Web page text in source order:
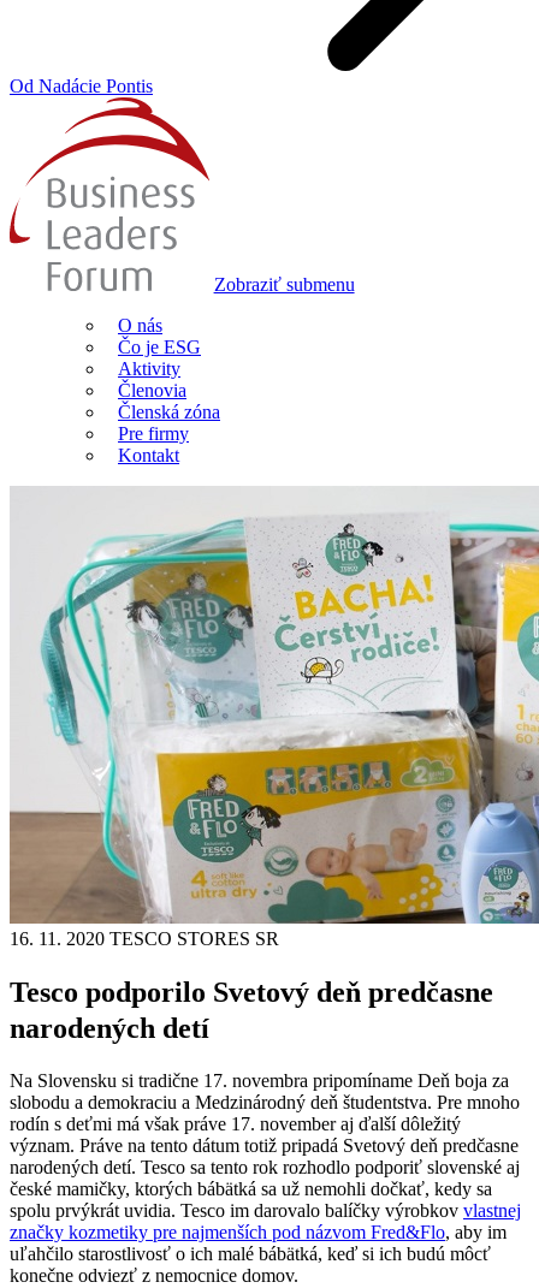
Od Nadácie Pontis
Zobraziť submenu
O nás
Čo je ESG
Aktivity
Členovia
Členská zóna
Pre firmy
Kontakt
16. 11. 2020 TESCO STORES SR
Tesco podporilo Svetový deň predčasne
narodených detí
Na Slovensku si tradične 17. novembra pripomíname Deň boja za
slobodu a demokraciu a Medzinárodný deň študentstva. Pre mnoho
rodín s deťmi má však práve 17. november aj ďalší dôležitý
význam. Práve na tento dátum totiž pripadá Svetový deň predčasne
narodených detí. Tesco sa tento rok rozhodlo podporiť slovenské aj
české mamičky, ktorých bábätká sa už nemohli dočkať, kedy sa
spolu prvýkrát uvidia. Tesco im darovalo balíčky výrobkov vlastnej
značky kozmetiky pre najmenších pod názvom Fred&Flo, aby im
uľahčilo starostlivosť o ich malé bábätká, keď si ich budú môcť
konečne odviezť z nemocnice domov.